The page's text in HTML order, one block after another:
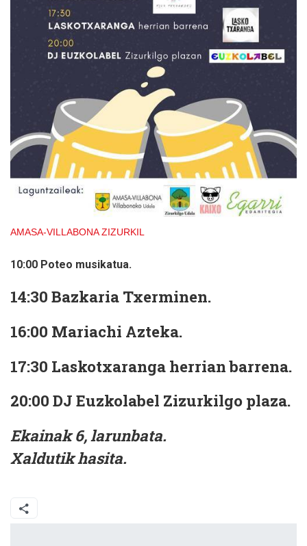
AMASA-VILLABONA ZIZURKIL
10:00 Poteo musikatua.
14:30 Bazkaria Txerminen.
16:00 Mariachi Azteka.
17:30 Laskotxaranga herrian barrena.
20:00 DJ Euzkolabel Zizurkilgo plaza.
Ekainak 6, larunbata.
Xaldutik hasita.